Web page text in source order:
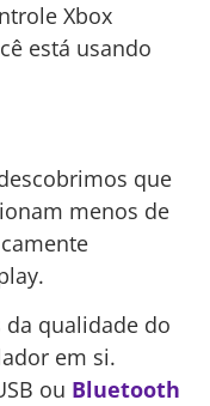
Xbox
está usando
que
menos de
qualidade do
em si.
ou Bluetooth